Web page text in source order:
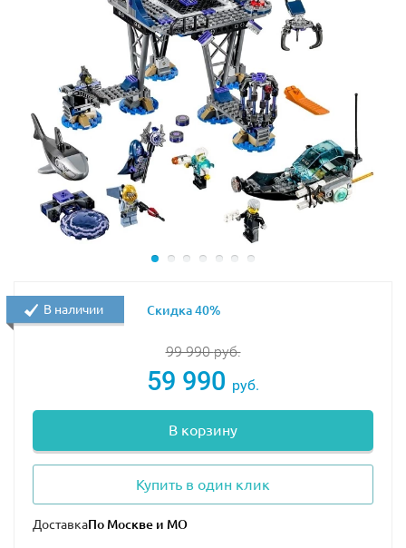
99 990руб.
59 990 руб.
В корзину
Купить в один клик
Доставка
В наличии Скидка 40%